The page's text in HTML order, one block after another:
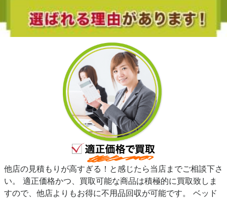
他店の見積もりが高すぎる！と感じたら当店までご相談下さ
い。 適正価格かつ、買取可能な商品は積極的に買取致しま
すので、他店よりもお得に不用品回収が可能です。 ベッド